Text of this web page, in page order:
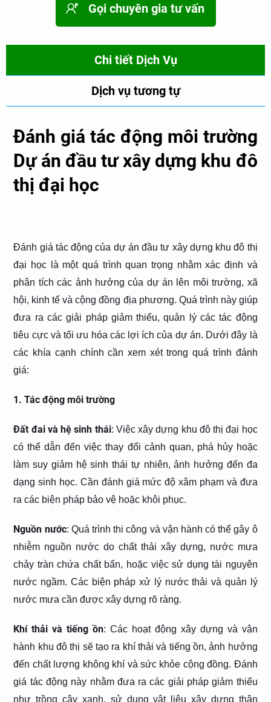
Gọi chuyên gia tư vấn
Chi tiết Dịch Vụ
Dịch vụ tương tự
Đánh giá tác động môi trường
Dự án đầu tư xây dựng khu đô
thị đại học
Đánh giá tác động của dự án đầu tư xây dựng khu đô thị
đại học là một quá trình quan trọng nhằm xác định và
phân tích các ảnh hưởng của dự án lên môi trường, xã
hội, kinh tế và cộng đồng địa phương. Quá trình này giúp
đưa ra các giải pháp giảm thiểu, quản lý các tác động
tiêu cực và tối ưu hóa các lợi ích của dự án. Dưới đây là
các khía cạnh chính cần xem xét trong quá trình đánh
giá:
1. Tác động môi trường
Đất đai và hệ sinh thái: Việc xây dựng khu đô thị đại học
có thể dẫn đến việc thay đổi cảnh quan, phá hủy hoặc
làm suy giảm hệ sinh thái tự nhiên, ảnh hưởng đến đa
dạng sinh học. Cần đánh giá mức độ xâm phạm và đưa
ra các biện pháp bảo vệ hoặc khôi phục.
Nguồn nước: Quá trình thi công và vận hành có thể gây ô
nhiễm nguồn nước do chất thải xây dựng, nước mưa
chảy tràn chứa chất bẩn, hoặc việc sử dụng tài nguyên
nước ngầm. Các biện pháp xử lý nước thải và quản lý
nước mưa cần được xây dựng rõ ràng.
Khí thải và tiếng ồn: Các hoạt động xây dựng và vận
hành khu đô thị sẽ tạo ra khí thải và tiếng ồn, ảnh hưởng
đến chất lượng không khí và sức khỏe cộng đồng. Đánh
giá tác động này nhằm đưa ra các giải pháp giảm thiểu
như trồng cây xanh, sử dụng vật liệu xây dựng thân